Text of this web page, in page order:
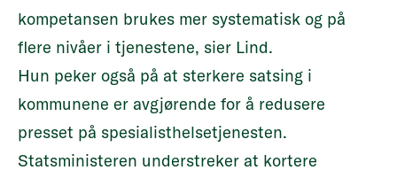
kompetansen brukes mer systematisk og på
flere nivåer i tjenestene, sier Lind.
Hun peker også på at sterkere satsing i
kommunene er avgjørende for å redusere
presset på spesialisthelsetjenesten.
Statsministeren understreker at kortere